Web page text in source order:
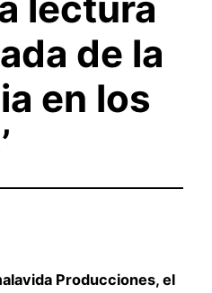
de la
en los
Producciones, el